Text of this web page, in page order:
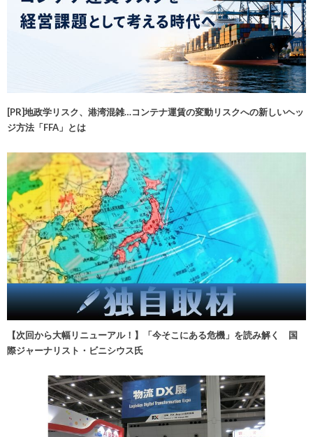
[PR]地政学リスク、港湾混雑…コンテナ運賃の変動リスクへの新しいヘッ
ジ方法「FFA」とは
【次回から大幅リニューアル！】「今そこにある危機」を読み解く 国
際ジャーナリスト・ビニシウス氏